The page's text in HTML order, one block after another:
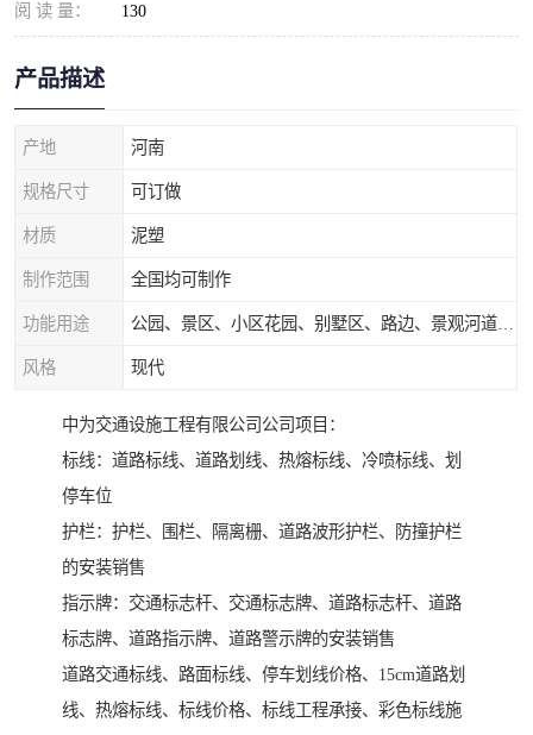
阅 读 量： 130
产品描述
产地 河南
规格尺寸 可订做
材质 泥塑
制作范围 全国均可制作
功能用途
风格 现代
中为交通设施工程有限公司公司项目：
标线：道路标线、道路划线、热熔标线、冷喷标线、划
停车位
护栏：护栏、围栏、隔离栅、道路波形护栏、防撞护栏
的安装销售
指示牌：交通标志杆、交通标志牌、道路标志杆、道路
标志牌、道路指示牌、道路警示牌的安装销售
道路交通标线、路面标线、停车划线价格、15cm道路划
线、热熔标线、标线价格、标线工程承接、彩色标线施